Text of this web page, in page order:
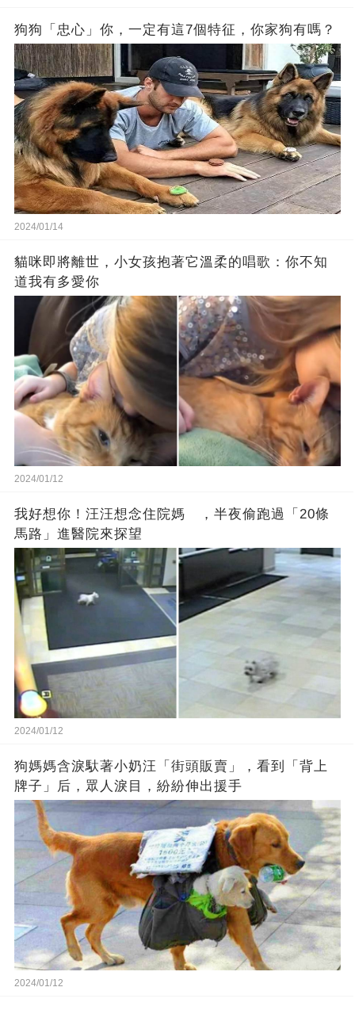
狗狗「忠心」你，一定有這7個特征，你家狗有嗎？
2024/01/14
貓咪即將離世，小女孩抱著它溫柔的唱歌：你不知
道我有多愛你
2024/01/12
我好想你！汪汪想念住院媽 ，半夜偷跑過「20條
馬路」進醫院來探望
2024/01/12
狗媽媽含淚馱著小奶汪「街頭販賣」，看到「背上
牌子」后，眾人淚目，紛紛伸出援手
2024/01/12